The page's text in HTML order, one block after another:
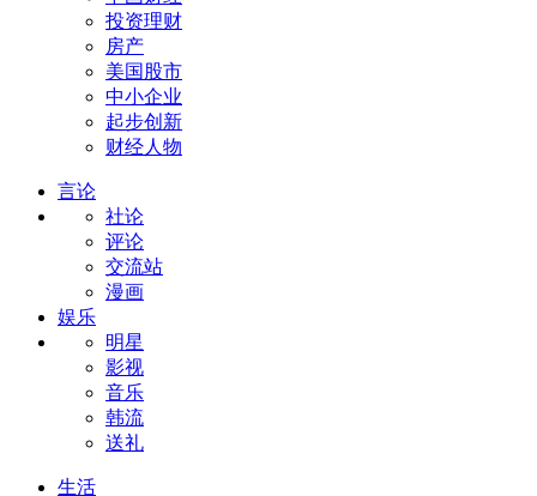
投资理财
房产
美国股市
中小企业
起步创新
财经人物
言论
社论
评论
交流站
漫画
娱乐
明星
影视
音乐
韩流
送礼
生活